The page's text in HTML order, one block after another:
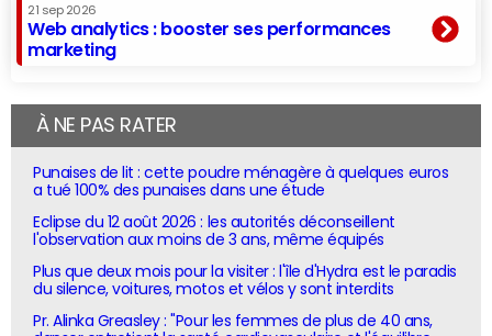
21 sep 2026
Web analytics : booster ses performances
marketing
À NE PAS RATER
Punaises de lit : cette poudre ménagère à quelques euros
a tué 100% des punaises dans une étude
Eclipse du 12 août 2026 : les autorités déconseillent
l'observation aux moins de 3 ans, même équipés
Plus que deux mois pour la visiter : l'île d'Hydra est le paradis
du silence, voitures, motos et vélos y sont interdits
Pr. Alinka Greasley : "Pour les femmes de plus de 40 ans,